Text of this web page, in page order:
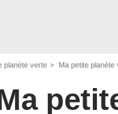
planète verte Ma petite